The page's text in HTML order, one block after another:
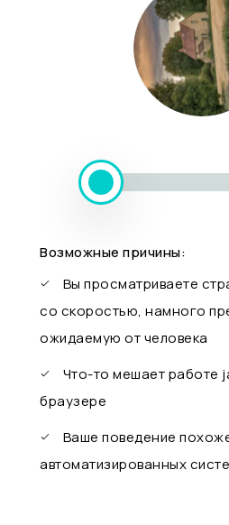
Возможные причины:
Вы просматриваете
со скоростью, намного
ожидаемую от человека
Что-то мешает работе
браузере
Ваше поведение
автоматизированных